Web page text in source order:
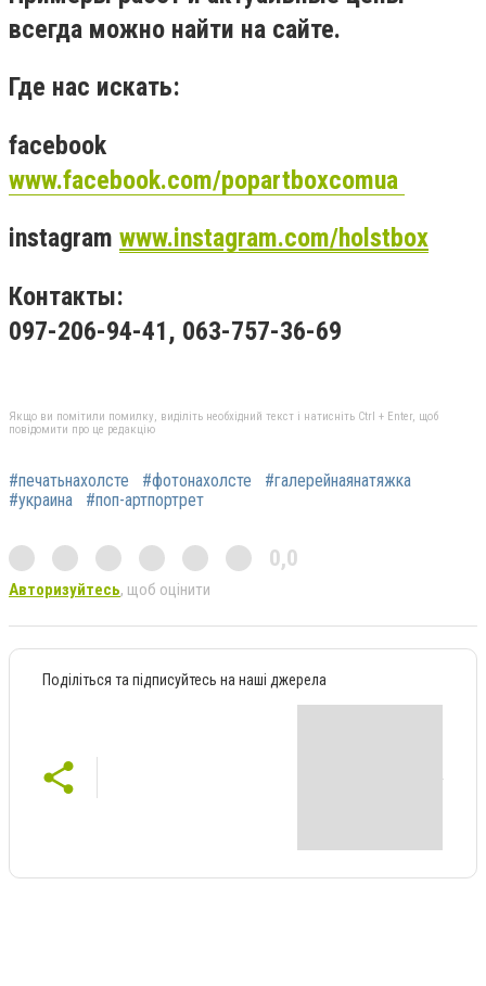
всегда можно найти на сайте.
Где нас искать:
facebook
www.facebook.com/popartboxcomua
instagram www.instagram.com/holstbox
Контакты:
097-206-94-41, 063-757-36-69
Якщо ви помітили помилку, виділіть необхідний текст і натисніть Ctrl + Enter, щоб
повідомити про це редакцію
#печатьнахолсте #фотонахолсте
#галерейнаянатяжка
#украина
#поп-артпортрет
0,0
Авторизуйтесь, щоб оцінити
Поділіться та підписуйтесь на наші джерела